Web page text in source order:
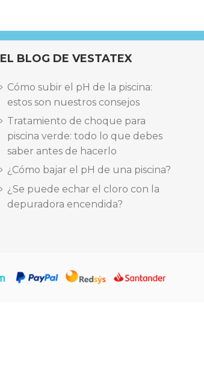
EL BLOG DE VESTATEX
Cómo subir el pH de la piscina:
estos son nuestros consejos
Tratamiento de choque para
piscina verde: todo lo que debes
saber antes de hacerlo
¿Cómo bajar el pH de una piscina?
¿Se puede echar el cloro con la
depuradora encendida?